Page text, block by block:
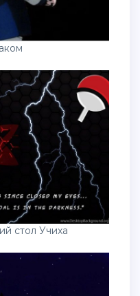
стол Учиха